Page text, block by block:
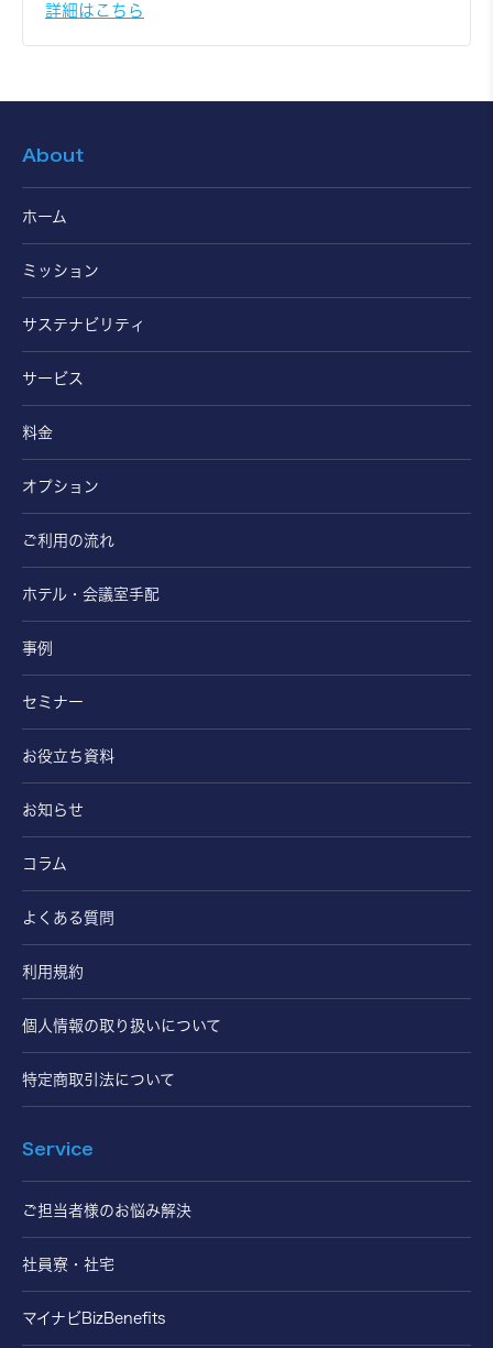
詳細はこちら
About
ホーム
ミッション
サステナビリティ
サービス
料金
オプション
ご利用の流れ
ホテル・会議室手配
事例
セミナー
お役立ち資料
お知らせ
コラム
よくある質問
利用規約
個人情報の取り扱いについて
特定商取引法について
Service
ご担当者様のお悩み解決
社員寮・社宅
マイナビBizBenefits